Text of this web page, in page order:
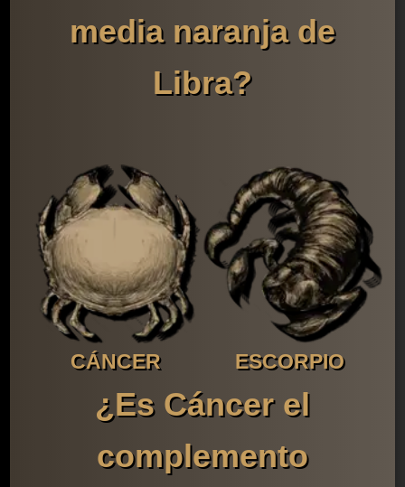
media naranja de
Libra?
CÁNCER ESCORPIO
¿Es Cáncer el
complemento